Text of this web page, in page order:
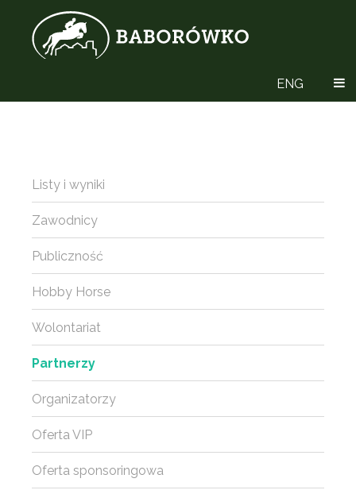
ENG
Listy i wyniki
Zawodnicy
Publiczność
Hobby Horse
Wolontariat
Partnerzy
Organizatorzy
Oferta VIP
Oferta sponsoringowa